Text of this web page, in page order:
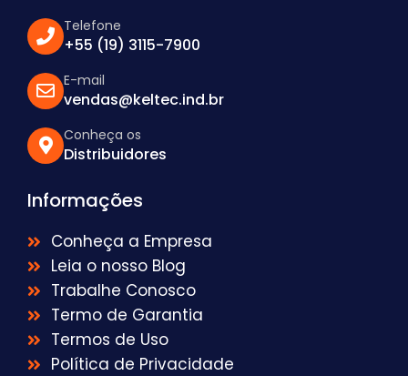
Telefone
+55 (19) 3115-7900
E-mail
vendas@keltec.ind.br
Conheça os
Distribuidores
Informações
Conheça a Empresa
Leia o nosso Blog
Trabalhe Conosco
Termo de Garantia
Termos de Uso
Política de Privacidade